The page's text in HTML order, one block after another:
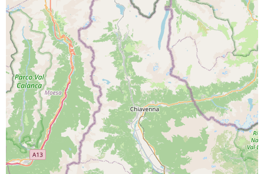
PROGETTO CO-FINANZIATO DA: